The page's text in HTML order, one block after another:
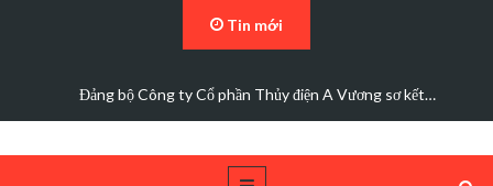
Tin mới
Các trường hợp điện mặt trời mái nhà được bán điện dư